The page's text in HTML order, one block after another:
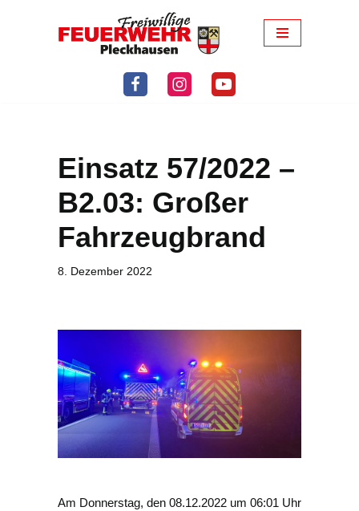
Einsatz 57/2022 –
B2.03: Großer
Fahrzeugbrand
8. Dezember 2022
Am Donnerstag, den 08.12.2022 um 06:01 Uhr